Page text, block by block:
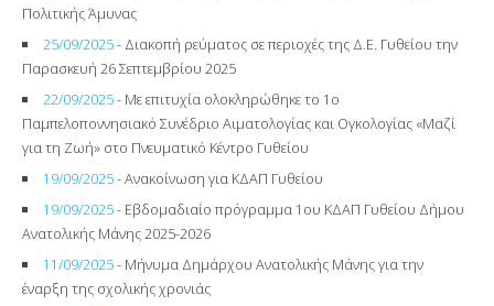
Πολιτικής Άμυνας
25/09/2025- Διακοπή ρεύματος σε περιοχές της Δ.Ε. Γυθείου την
Παρασκευή 26 Σεπτεμβρίου 2025
22/09/2025- Με επιτυχία ολοκληρώθηκε το 1ο
Παμπελοποννησιακό Συνέδριο Αιματολογίας και Ογκολογίας «Μαζί
για τη Ζωή» στο Πνευματικό Κέντρο Γυθείου
19/09/2025- Ανακοίνωση για ΚΔΑΠ Γυθείου
19/09/2025- Εβδομαδιαίο πρόγραμμα 1ου ΚΔΑΠ Γυθείου Δήμου
Ανατολικής Μάνης 2025-2026
11/09/2025- Μήνυμα Δημάρχου Ανατολικής Μάνης για την
έναρξη της σχολικής χρονιάς